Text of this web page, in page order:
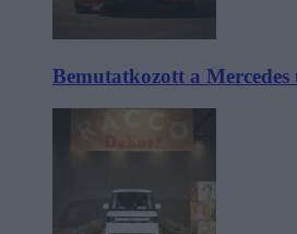
Bemutatkozott a